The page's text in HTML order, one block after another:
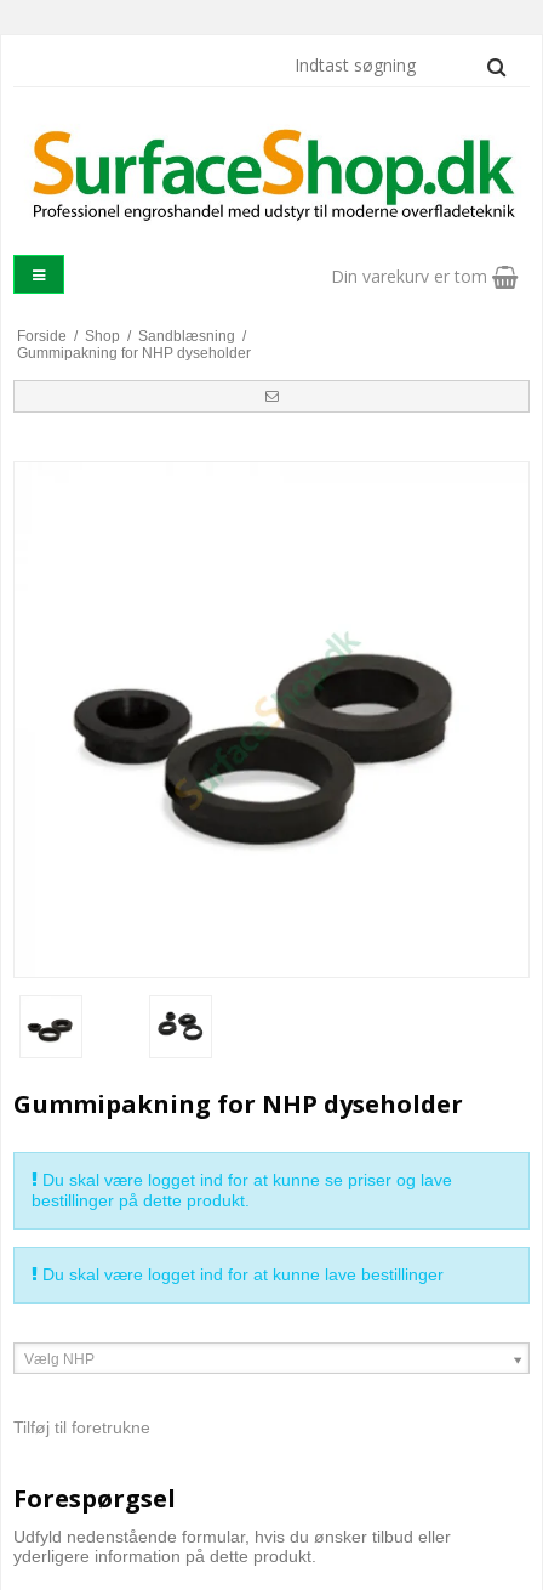
Din varekurv er tom
Forside / Shop / Sandblæsning /
Gummipakning for NHP dyseholder
Gummipakning for NHP dyseholder
Du skal være logget ind for at kunne se priser og lave
bestillinger på dette produkt.
Du skal være logget ind for at kunne lave bestillinger
Vælg NHP
Tilføj til foretrukne
Forespørgsel
Udfyld nedenstående formular, hvis du ønsker tilbud eller
yderligere information på dette produkt.